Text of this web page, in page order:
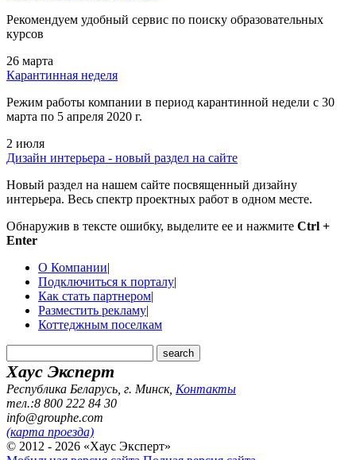
Рекомендуем удобный сервис по поиску образовательных
курсов
26 марта
Карантинная неделя
Режим работы компании в период карантинной недели c 30
марта по 5 апреля 2020 г.
2 июля
Дизайн интерьера - новый раздел на сайте
Новый раздел на нашем сайте посвященный дизайну
интерьера. Весь спектр проектных работ в одном месте.
Обнаружив в тексте ошибку, выделите ее и нажмите Ctrl +
Enter
О Компании|
Подключиться к порталу|
Как стать партнером|
Разместить рекламу|
Коттеджным поселкам
Хаус Эксперт
Республика Беларусь, г. Минск, Контакты
тел.:8 800 222 84 30
info@grouphe.com
(карта проезда)
© 2012 - 2026 «Хаус Эксперт»